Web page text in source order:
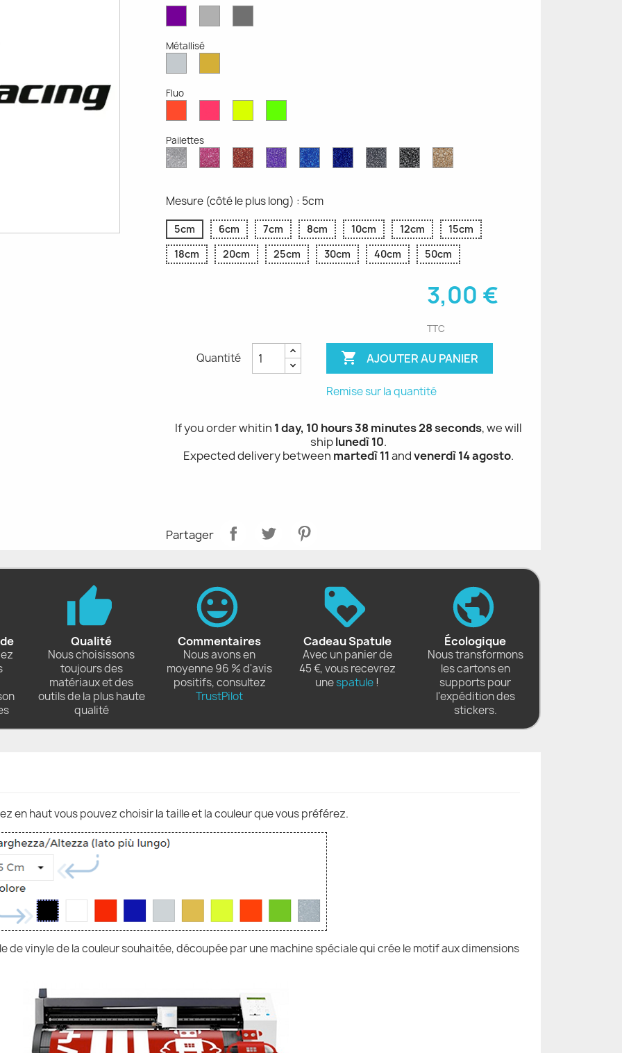
Mat
Clair
Foncé
Métallisé
MétalliséMétallique
Fluo
Fluo
Fluo
Fluo
Fluo
Pailettes
Diamant
Scintillant
Paillettes
Roses
Paillettes
Rouges
Paillettes
Violettes
Saphir
Bleu
Paillettes
Bleu
Gris
Pailleté
Paillettes
Noires
Paillettes
d'Or
Mesure (côté le plus long) : 5cm
5cm 6cm 7cm 8cm 10cm 12cm
15cm
18cm
20cm 25cm 30cm 40cm 50cm
3,00 €
TTC
Quantité  AJOUTER AU PANIER
Remise sur la quantité
If you order whitin 1 day, 10 hours 38 minutes 27 seconds, we will
shiplunedì 10.
Expected delivery between martedì 11andvenerdì 14 agosto.
Partager
Qualité
Nous choisissons
toujours des
matériaux et des
outils de la plus haute
qualité
Commentaires
Nous avons en
moyenne 96 % d'avis
positifs, consultez
TrustPilot
Cadeau Spatule
Avec un panier de
45 €, vous recevrez
unespatule !
Écologique
Nous transformons
les cartons en
supports pour
l'expédition des
stickers.
en haut vous pouvez choisir la taille et la couleur que vous préférez.
de vinyle de la couleur souhaitée, découpée par une machine spéciale qui crée le motif aux dimensions